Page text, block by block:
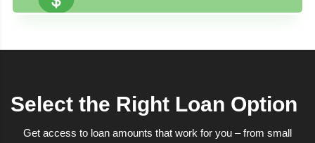
Select the Right Loan Option
Get access to loan amounts that work for you – from small